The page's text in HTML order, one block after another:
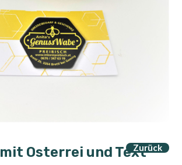
Zurück
Osterrei und Text